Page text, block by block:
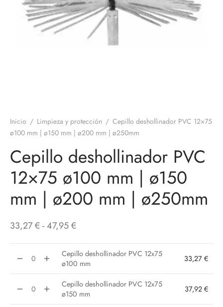
Inicio / Limpieza y protección / Cepillo deshollinador PVC 12×75
ø100 mm | ø150 mm | ø200 mm | ø250mm
Cepillo deshollinador PVC
12×75 ø100 mm | ø150
mm | ø200 mm | ø250mm
33,27€-47,95€Rango
precios:
desde
33,27 €
hasta
Cepillo deshollinador PVC 12x75
ø100 mm
33,27 €
Cepillo deshollinador PVC 12x75
ø150 mm
37,92 €